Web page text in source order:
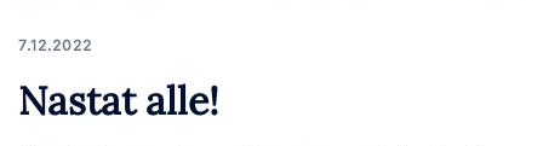
7.12.2022
Nastat alle!